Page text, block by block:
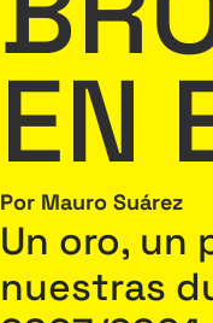
EN
Por Mauro Suárez
Un oro, un
nuestras